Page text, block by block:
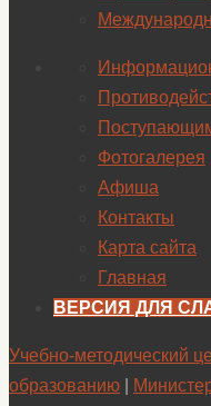
Фотогалерея
Афиша
Контакты
Карта сайта
Главная
ВЕРСИЯ ДЛЯ
Учебно-методический
образованию